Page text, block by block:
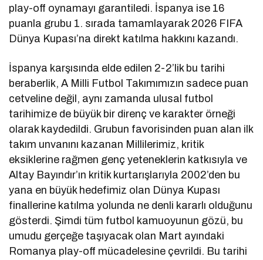
play-off oynamayı garantiledi. İspanya ise 16
puanla grubu 1. sırada tamamlayarak 2026 FIFA
Dünya Kupası’na direkt katılma hakkını kazandı.
İspanya karşısında elde edilen 2-2’lik bu tarihi
beraberlik, A Milli Futbol Takımımızın sadece puan
cetveline değil, aynı zamanda ulusal futbol
tarihimize de büyük bir direnç ve karakter örneği
olarak kaydedildi. Grubun favorisinden puan alan ilk
takım unvanını kazanan Millilerimiz, kritik
eksiklerine rağmen genç yeteneklerin katkısıyla ve
Altay Bayındır’ın kritik kurtarışlarıyla 2002’den bu
yana en büyük hedefimiz olan Dünya Kupası
finallerine katılma yolunda ne denli kararlı olduğunu
gösterdi. Şimdi tüm futbol kamuoyunun gözü, bu
umudu gerçeğe taşıyacak olan Mart ayındaki
Romanya play-off mücadelesine çevrildi. Bu tarihi